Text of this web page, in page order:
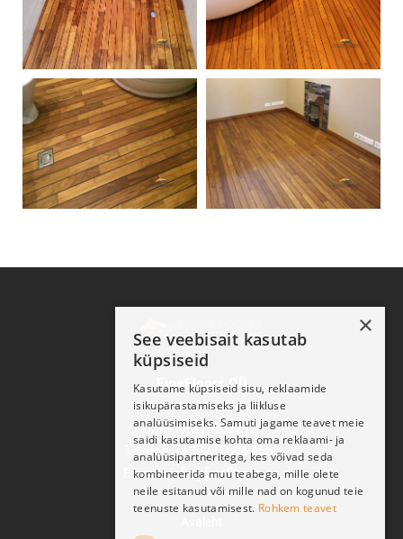
FineFloors OÜ
Reg nr: 11270932
KMKR: EE101062921
Telefon: (+372) 5694 4588
E-post: info@finefloors.ee
×
See veebisait kasutab
küpsiseid
Kasutame küpsiseid sisu, reklaamide
isikupärastamiseks ja liikluse
analüüsimiseks. Samuti jagame teavet meie
saidi kasutamise kohta oma reklaami- ja
analüüsipartneritega, kes võivad seda
kombineerida muu teabega, mille olete
neile esitanud või mille nad on kogunud teie
teenuste kasutamisest. Rohkem teavet